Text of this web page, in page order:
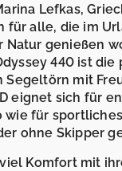
Lefkas,
für alle, die im
Natur genießen
440 ist die
Segeltörn mit
eignet sich für
wie für
ohne Skipper
Komfort mit